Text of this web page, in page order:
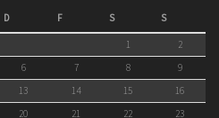
D F S S
1
2
6 7 8
9
13 14 15
16
20 21 22
23